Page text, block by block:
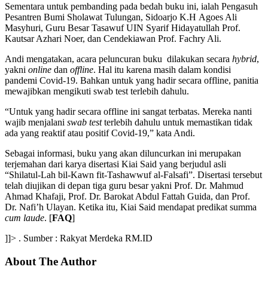
Sementara untuk pembanding pada bedah buku ini, ialah Pengasuh
Pesantren Bumi Sholawat Tulungan, Sidoarjo K.H Agoes Ali
Masyhuri, Guru Besar Tasawuf UIN Syarif Hidayatullah Prof.
Kautsar Azhari Noer, dan Cendekiawan Prof. Fachry Ali.
Andi mengatakan, acara peluncuran buku dilakukan secara hybrid,
yakni online dan offline. Hal itu karena masih dalam kondisi
pandemi Covid-19. Bahkan untuk yang hadir secara offline, panitia
mewajibkan mengikuti swab test terlebih dahulu.
“Untuk yang hadir secara offline ini sangat terbatas. Mereka nanti
wajib menjalani swab testterlebih dahulu untuk memastikan tidak
ada yang reaktif atau positif Covid-19,” kata Andi.
Sebagai informasi, buku yang akan diluncurkan ini merupakan
terjemahan dari karya disertasi Kiai Said yang berjudul asli
“Shilatul-Lah bil-Kawn fit-Tashawwuf al-Falsafi”. Disertasi tersebut
telah diujikan di depan tiga guru besar yakni Prof. Dr. Mahmud
Ahmad Khafaji, Prof. Dr. Barokat Abdul Fattah Guida, dan Prof.
Dr. Nafi’h Ulayan. Ketika itu, Kiai Said mendapat predikat summa
cum laude. [FAQ]
]]> . Sumber : Rakyat Merdeka RM.ID
About The Author